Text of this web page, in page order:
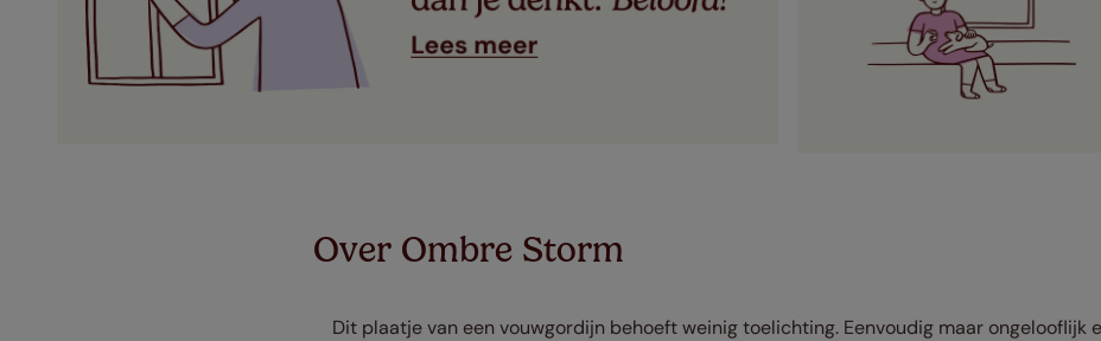
Over Ombre Storm
Dit plaatje van een vouwgordijn behoeft weinig toelichting. Eenvoudig maar ongelooflijk